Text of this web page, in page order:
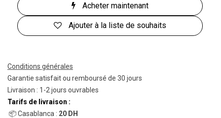
Acheter maintenant
Ajouter à la liste de souhaits
Conditions générales
Garantie satisfait ou remboursé de 30 jours
Livraison : 1-2 jours ouvrables
Tarifs de livraison :
📦 Casablanca : 20 DH